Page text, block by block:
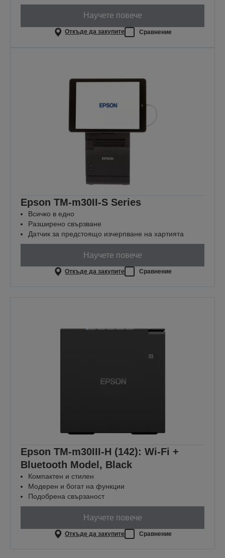
Научете повече
Откъде да закупите Сравнение
Epson TM-m30II-S Series
Всичко в едно
Разширено свързване
Датчик за предстоящо изчерпване на хартията
Научете повече
Откъде да закупите Сравнение
Epson TM-m30III-H (142): Wi-Fi +
Bluetooth Model, Black
Компактен и стилен
Модерен и богат на функции
Подобрена свързаност
Научете повече
Откъде да закупите Сравнение